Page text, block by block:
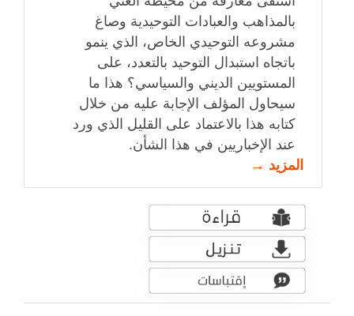
بالمذاهب والعبادات التوحيدية وصاغ
مشروعه التوحيدي الخاص، الذي ينمو
باتجاه استبدال التوحيد بالتعدد، على
المستويين الديني والسياسي؟ هذا ما
سيحاول المؤلف الإجابة عليه من خلال
كتابه هذا بالاعتماد على القليل الذي ورد
عند الإخباريين في هذا الشأن.
المزيد →